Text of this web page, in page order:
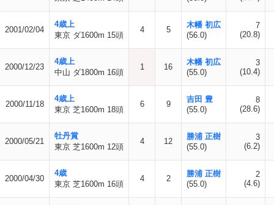
2001/02/04
4歳上
東京 ダ1600m 15頭
4 5
木幡 初広
(56.0)
7
(20.8)
2000/12/23
4歳上
中山 ダ1800m 16頭
1 16
木幡 初広
(55.0)
3
(10.4)
2000/11/18
4歳上
東京 芝1600m 18頭
6 9
吉田 豊
(55.0)
8
(28.6)
2000/05/21
牡丹賞
東京 芝1600m 12頭
4 12
勝浦 正樹
(55.0)
3
(6.2)
2000/04/30
4歳
東京 芝1600m 16頭
4 2
勝浦 正樹
(55.0)
2
(4.6)